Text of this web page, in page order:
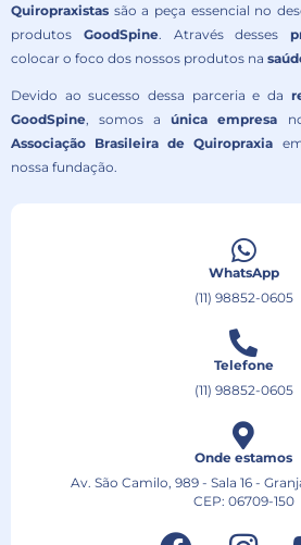
Quiropraxistas são a peça essencial no
produtos GoodSpine. Através desses
colocar o foco dos nossos produtos na
Devido ao sucesso dessa parceria e da
GoodSpine, somos aúnica empresa
Associação Brasileira de Quiropraxia
nossa fundação.
WhatsApp
(11) 98852-0605
Telefone
(11) 98852-0605
Onde estamos
Av. São Camilo, 989 - Sala 16 -
CEP: 06709-150